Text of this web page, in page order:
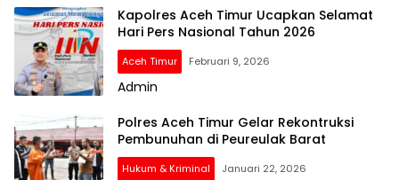
Kapolres Aceh Timur Ucapkan Selamat
Hari Pers Nasional Tahun 2026
Aceh Timur Februari 9, 2026
Admin
Polres Aceh Timur Gelar Rekontruksi
Pembunuhan di Peureulak Barat
Hukum & Kriminal Januari 22, 2026